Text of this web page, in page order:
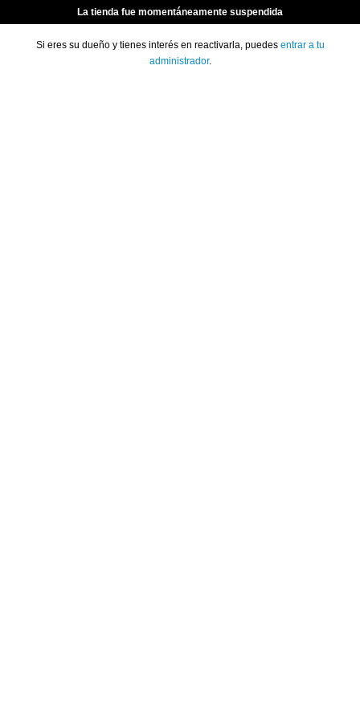
La tienda fue momentáneamente suspendida
Si eres su dueño y tienes interés en reactivarla, puedes entrar a tu
administrador.